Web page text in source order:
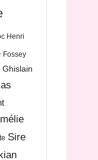
Henri
Fossey
Sire